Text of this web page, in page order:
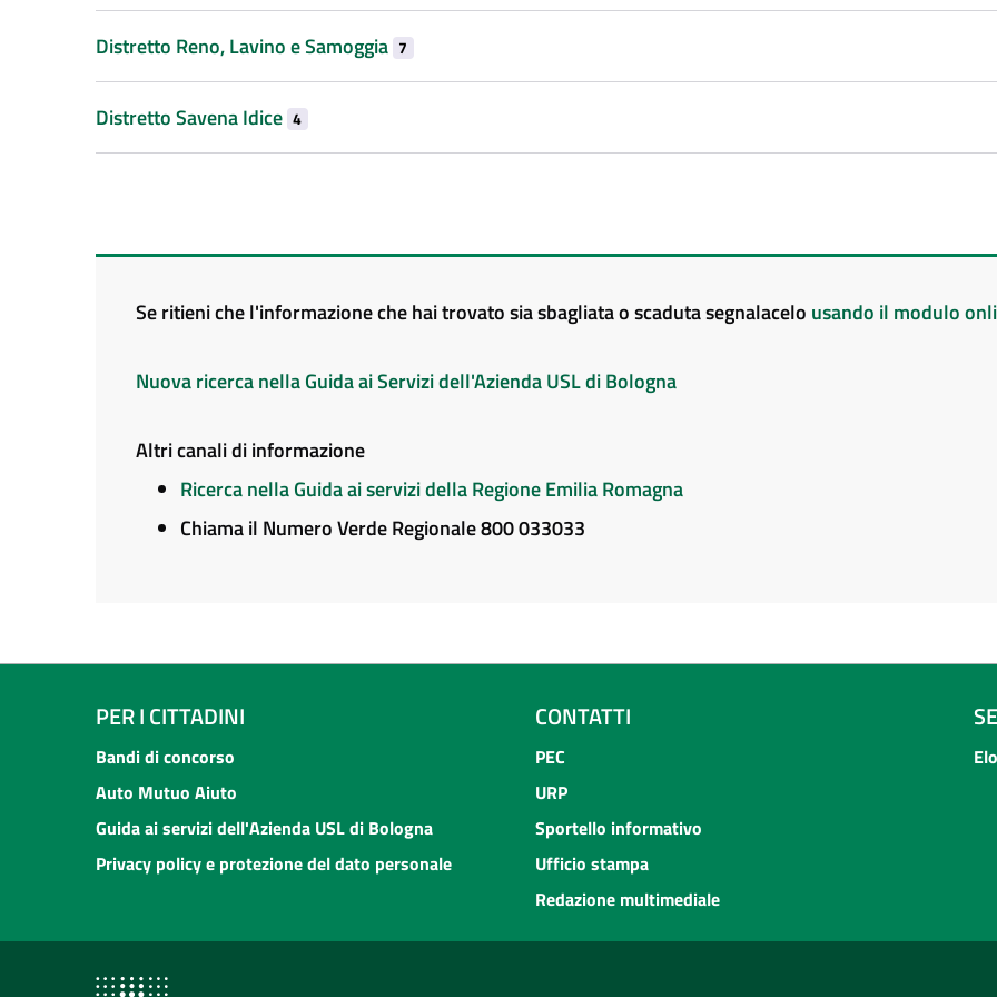
Distretto Reno, Lavino e Samoggia 7
Distretto Savena Idice 4
Se ritieni che l'informazione che hai trovato sia sbagliata o scaduta segnalacelo usando il modulo
Nuova ricerca nella Guida ai Servizi dell'Azienda USL di Bologna
Altri canali di informazione
Ricerca nella Guida ai servizi della Regione Emilia Romagna
Chiama il Numero Verde Regionale 800 033033
PER I CITTADINI
Bandi di concorso
Auto Mutuo Aiuto
Guida ai servizi dell'Azienda USL di Bologna
Privacy policy e protezione del dato personale
CONTATTI
PEC
URP
Sportello informativo
Ufficio stampa
Redazione multimediale